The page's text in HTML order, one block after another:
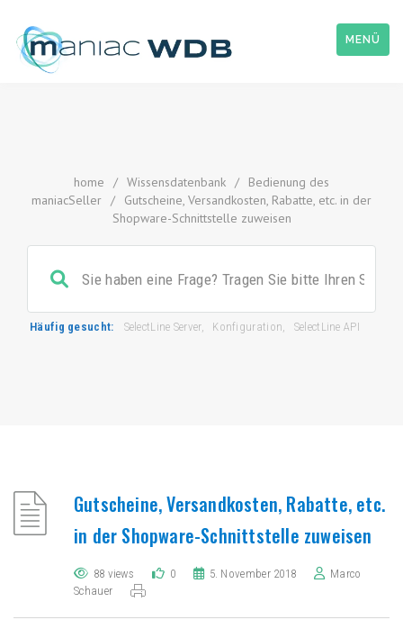
MENÜ
home / Wissensdatenbank /
Bedienung des
maniacSeller /
Gutscheine, Versandkosten, Rabatte, etc. in der
Shopware-Schnittstelle zuweisen
Häufig gesucht: SelectLine Server, Konfiguration, SelectLine API
Gutscheine, Versandkosten, Rabatte, etc.
in der Shopware-Schnittstelle zuweisen
88 views 0 5. November 2018
Marco
Schauer